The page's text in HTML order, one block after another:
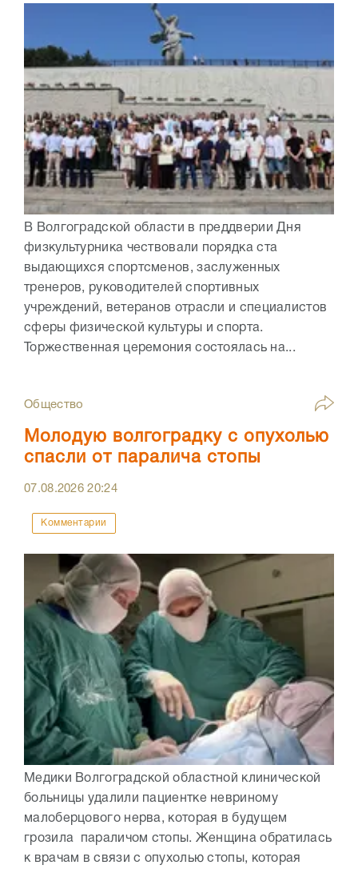
В Волгоградской области в преддверии Дня
физкультурника чествовали порядка ста
выдающихся спортсменов, заслуженных
тренеров, руководителей спортивных
учреждений, ветеранов отрасли и специалистов
сферы физической культуры и спорта.
Торжественная церемония состоялась на...
Общество
Молодую волгоградку с опухолью
спасли от паралича стопы
07.08.202620:24
Комментарии
Медики Волгоградской областной клинической
больницы удалили пациентке невриному
малоберцового нерва, которая в будущем
грозила параличом стопы. Женщина обратилась
к врачам в связи с опухолью стопы, которая